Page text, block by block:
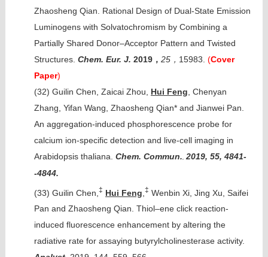
Zhaosheng Qian. Rational Design of Dual-State Emission
Luminogens with Solvatochromism by Combining a
Partially Shared Donor–Acceptor Pattern and Twisted
Structures. Chem. Eur. J. 2019， 25， 15983. (Cover
Paper)
(32) Guilin Chen, Zaicai Zhou, Hui Feng , Chenyan
Zhang, Yifan Wang, Zhaosheng Qian* and Jianwei Pan.
An aggregation-induced phosphorescence probe for
calcium ion-specific detection and live-cell imaging in
Arabidopsis thaliana. Chem. Commun. 2019, 55, 4841-
-4844.
(33) Guilin Chen, ‡ Hui Feng ‡ Wenbin Xi, Jing Xu, Saifei
Pan and Zhaosheng Qian. Thiol–ene click reaction-
induced fluorescence enhancement by altering the
radiative rate for assaying butyrylcholinesterase activity.